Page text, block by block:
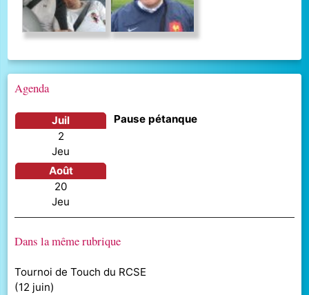
Agenda
juil
2
jeu
août
20
jeu
Pause pétanque
Dans la même rubrique
Tournoi de Touch du RCSE
(12 juin)